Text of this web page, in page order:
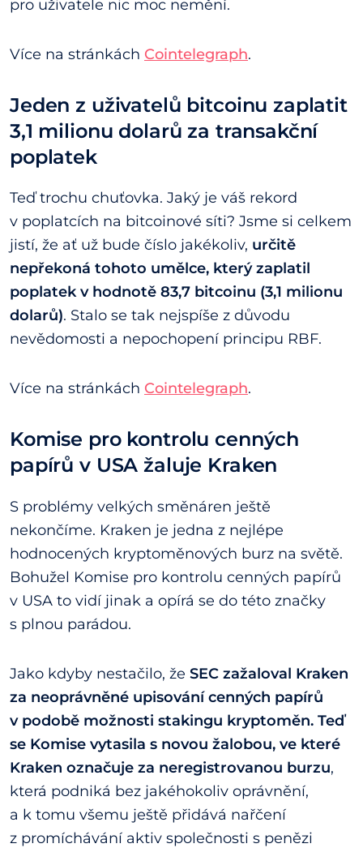
pro uživatele nic moc nemění.
Více na stránkách Cointelegraph.
Jeden z uživatelů bitcoinu zaplatit
3,1 milionu dolarů za transakční
poplatek
Teď trochu chuťovka. Jaký je váš rekord
v poplatcích na bitcoinové síti? Jsme si celkem
jistí, že ať už bude číslo jakékoliv, určitě
nepřekoná tohoto umělce, který zaplatil
poplatek v hodnotě 83,7 bitcoinu (3,1 milionu
dolarů). Stalo se tak nejspíše z důvodu
nevědomosti a nepochopení principu RBF.
Více na stránkách Cointelegraph.
Komise pro kontrolu cenných
papírů v USA žaluje Kraken
S problémy velkých směnáren ještě
nekončíme. Kraken je jedna z nejlépe
hodnocených kryptoměnových burz na světě.
Bohužel Komise pro kontrolu cenných papírů
v USA to vidí jinak a opírá se do této značky
s plnou parádou.
Jako kdyby nestačilo, že SEC zažaloval Kraken
za neoprávněné upisování cenných papírů
v podobě možnosti stakingu kryptoměn. Teď
se Komise vytasila s novou žalobou, ve které
Kraken označuje za neregistrovanou burzu,
která podniká bez jakéhokoliv oprávnění,
a k tomu všemu ještě přidává nařčení
z promíchávání aktiv společnosti s penězi